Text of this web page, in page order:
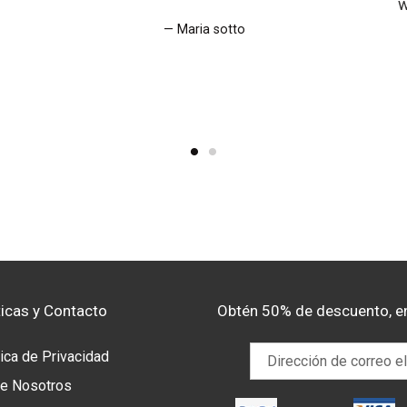
Maria sotto
y Contacto
de Privacidad
Nosotros
Obtén 50% de descuento,